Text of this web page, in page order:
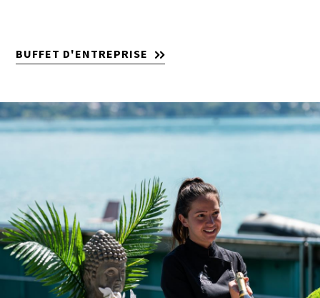
BUFFET D'ENTREPRISE